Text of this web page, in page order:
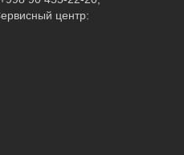
центр: